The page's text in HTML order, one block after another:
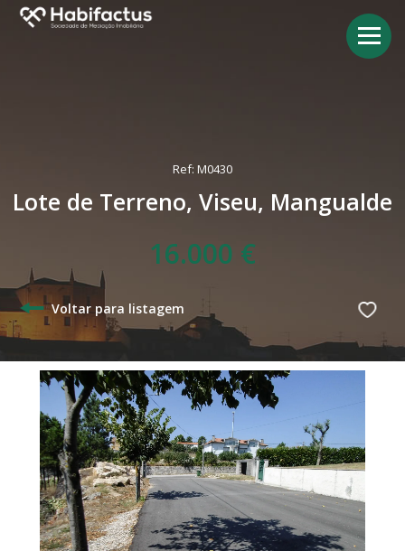
Ref: M0430
Lote de Terreno, Viseu, Mangualde
16.000 €
Voltar para listagem